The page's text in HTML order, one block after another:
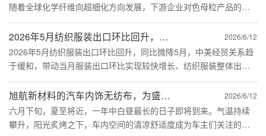
随着全球化学纤维向超细化方向发展，下游企业对色母粒产品的分
散性、稳定性和功能化提出了更高要求。尤其在无纺布、医疗卫生
等领域，色母粒不仅要满足基础着色需求，还需兼顾亲水、柔软等
功能性。......
2026年5月纺织服装出口环比回升，同比微降 2026/6/12
2026年5月纺织服装出口环比回升，同比微降5月，中美经贸关系趋
于缓和，带动当月服装出口环比实现较快增长、纺织服装整体出口
环比增长6.4%。因去年基数较高，5月纺织服装出口同比微降，1-5
月累计出口保持微弱增长。根据海关总署6月9日发布的最......
旭航新材料的汽车内饰无纺布，为盛夏时节的出行提供实用保障！ 2026/6/12
六月下旬，夏至将近，一年中白昼最长的日子即将到来。气温持续
攀升，阳光炙烤之下，车内空间的清凉舒适度成为车主们关注的焦